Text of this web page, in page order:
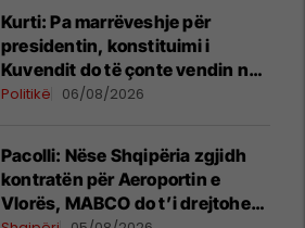
Kurti: Pa marrëveshje për
presidentin, konstituimi i
Kuvendit do të çonte vendin në
zgjedhje të reja
Politikë 06/08/2026
Pacolli: Nëse Shqipëria zgjidh
kontratën për Aeroportin e
Vlorës, MABCO do t’i drejtohet